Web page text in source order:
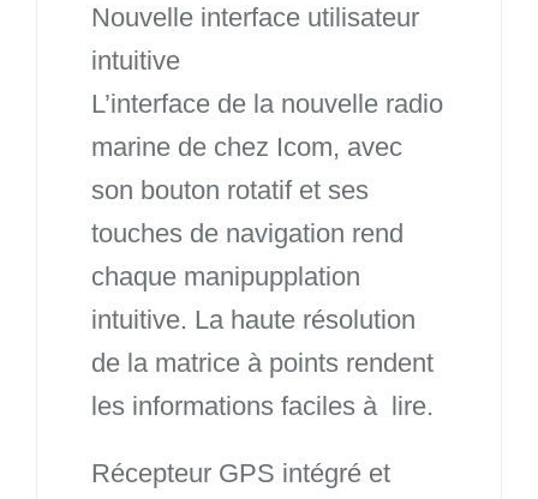
Nouvelle interface utilisateur
intuitive
L’interface de la nouvelle radio
marine de chez Icom, avec
son bouton rotatif et ses
touches de navigation rend
chaque manipupplation
intuitive. La haute résolution
de la matrice à points rendent
les informations faciles à lire.
Récepteur GPS intégré et